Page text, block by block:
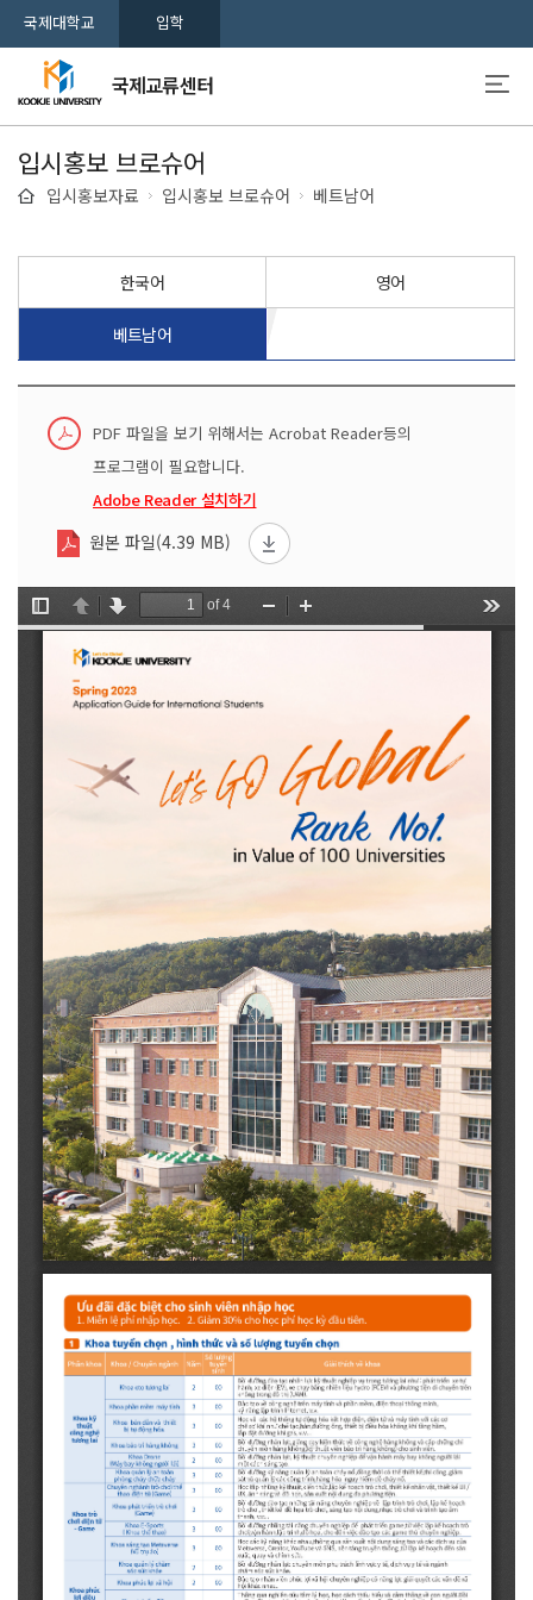
국제대학교 입학
국제교류센터
입시홍보자료 입시홍보 브로슈어 베트남어
입시홍보 브로슈어
한국어 영어
베트남어
PDF 파일을 보기 위해서는 Acrobat Reader등의
프로그램이 필요합니다.
Adobe Reader 설치하기
원본 파일(4.39 MB)